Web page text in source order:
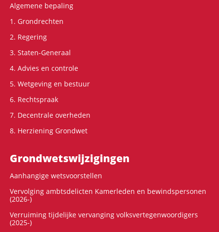
Algemene bepaling
1. Grondrechten
2. Regering
3. Staten-Generaal
4. Advies en controle
5. Wetgeving en bestuur
6. Rechtspraak
7. Decentrale overheden
8. Herziening Grondwet
Grondwets­wijzigingen
Aanhangige wetsvoorstellen
Vervolging ambtsdelicten Kamerleden en bewindspersonen
(2026-)
Verruiming tijdelijke vervanging volksvertegenwoordigers
(2025-)